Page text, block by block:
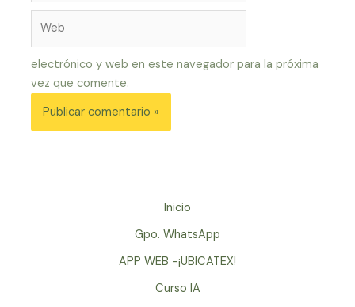
electrónico y web en este navegador para la próxima
vez que comente.
Inicio
Gpo. WhatsApp
APP WEB -¡UBICATEX!
Curso IA